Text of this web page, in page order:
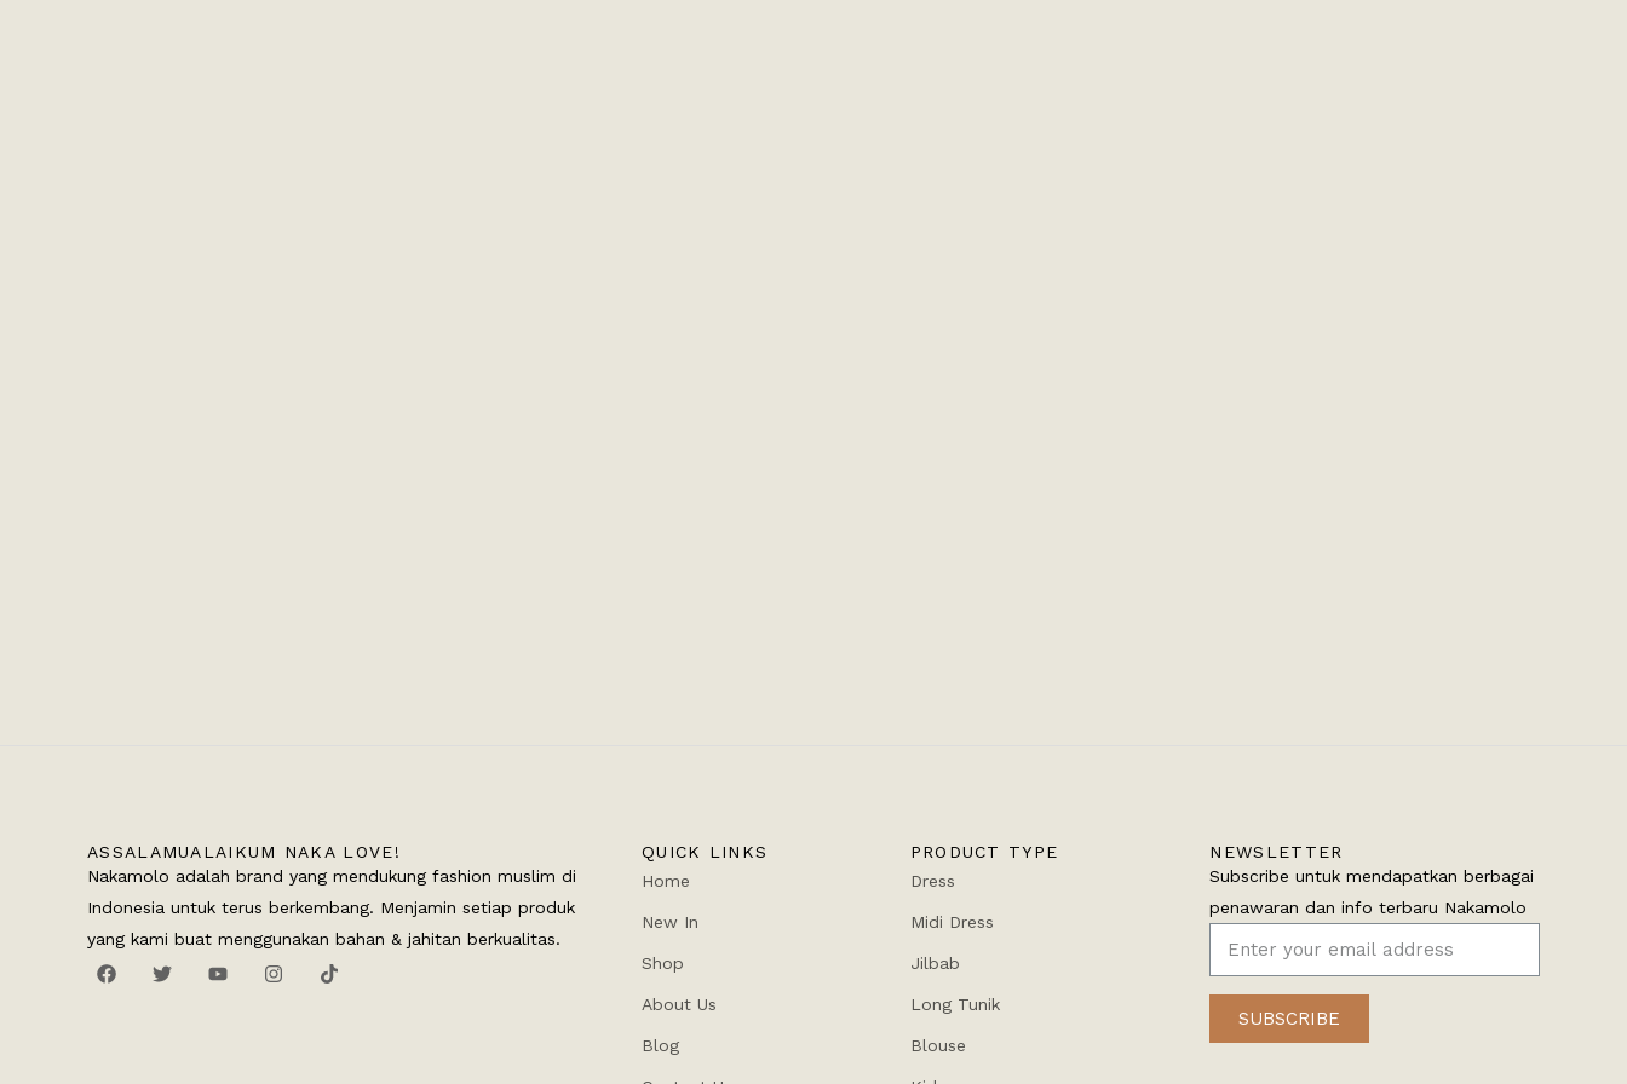
ASSALAMUALAIKUM NAKA LOVE!
Nakamolo adalah brand yang mendukung fashion muslim di
Indonesia untuk terus berkembang. Menjamin setiap produk
yang kami buat menggunakan bahan & jahitan berkualitas.
QUICK LINKS
Home
New In
Shop
About Us
Blog
PRODUCT TYPE
Dress
Midi Dress
Jilbab
Long Tunik
Blouse
NEWSLETTER
Subscribe untuk mendapatkan berbagai
penawaran dan info terbaru Nakamolo
SUBSCRIBE